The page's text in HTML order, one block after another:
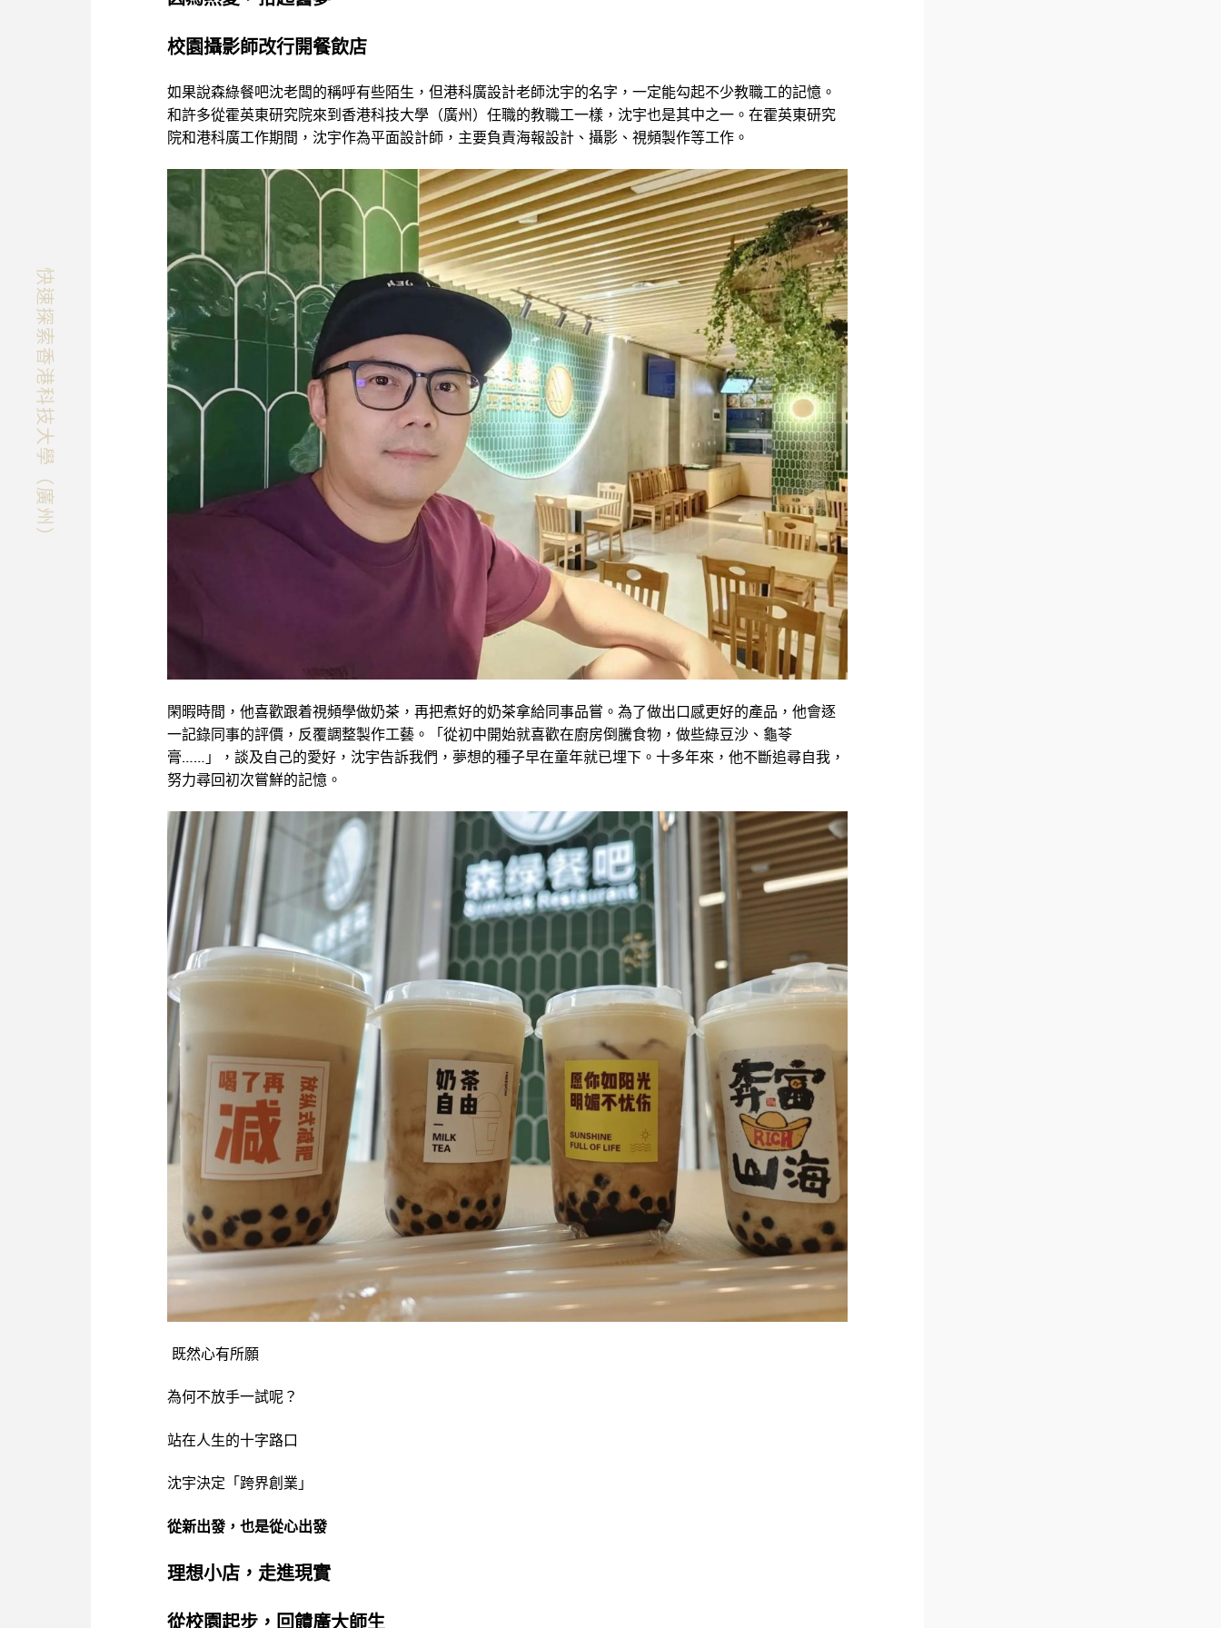
快速探索香港科技大學（廣州）
校園攝影師改行開餐飲店
如果說森綠餐吧沈老闆的稱呼有些陌生，但港科廣設計老師沈宇的名字，一定能勾起不少教職工的記憶。
和許多從霍英東研究院來到香港科技大學（廣州）任職的教職工一樣，沈宇也是其中之一。在霍英東研究
院和港科廣工作期間，沈宇作為平面設計師，主要負責海報設計、攝影、視頻製作等工作。
閑暇時間，他喜歡跟着視頻學做奶茶，再把煮好的奶茶拿給同事品嘗。為了做出口感更好的產品，他會逐
一記錄同事的評價，反覆調整製作工藝。「從初中開始就喜歡在廚房倒騰食物，做些綠豆沙、龜苓
膏……」，談及自己的愛好，沈宇告訴我們，夢想的種子早在童年就已埋下。十多年來，他不斷追尋自我，
努力尋回初次嘗鮮的記憶。
既然心有所願
為何不放手一試呢？
站在人生的十字路口
沈宇決定「跨界創業」
從新出發，也是從心出發
理想小店，走進現實
從校園起步，回饋廣大師生